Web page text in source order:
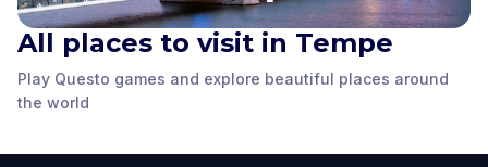
All places to visit in Tempe
Play Questo games and explore beautiful places around
the world
15 Years of Community
Mural
Tempe,United
States of America
Three Blacktail
Jackrabbits
Tempe, United
Tempe Beach Park &
Answering the Call
Memorial
Tempe
United